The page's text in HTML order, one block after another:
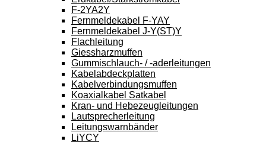
F-2YA2Y
Fernmeldekabel F-YAY
Fernmeldekabel J-Y(ST)Y
Flachleitung
Giessharzmuffen
Gummischlauch- / -aderleitungen
Kabelabdeckplatten
Kabelverbindungsmuffen
Koaxialkabel Satkabel
Kran- und Hebezeugleitungen
Lautsprecherleitung
Leitungswarnbänder
LiYCY